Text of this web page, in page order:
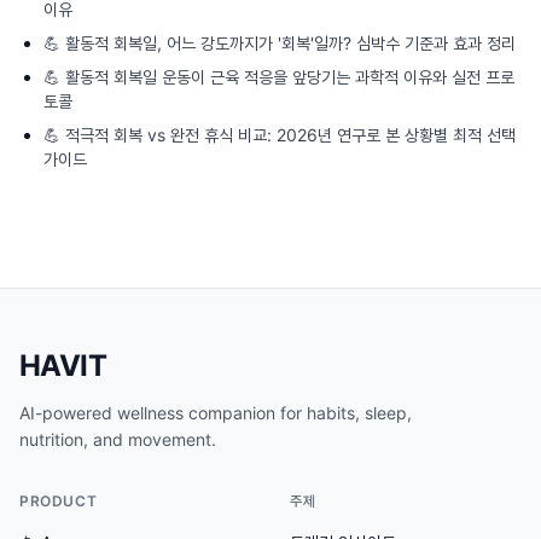
이유
💪 활동적 회복일, 어느 강도까지가 '회복'일까? 심박수 기준과 효과 정리
💪 활동적 회복일 운동이 근육 적응을 앞당기는 과학적 이유와 실전 프로
토콜
💪 적극적 회복 vs 완전 휴식 비교: 2026년 연구로 본 상황별 최적 선택
가이드
HAVIT
AI-powered wellness companion for habits, sleep,
nutrition, and movement.
PRODUCT 주제